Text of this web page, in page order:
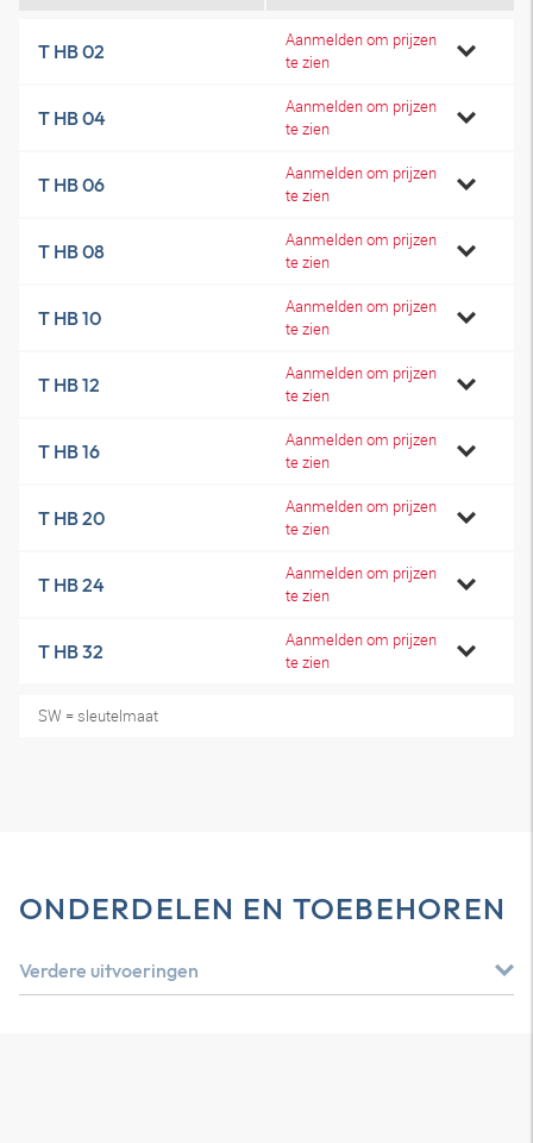
T HB 02
Aanmelden om prijzen
te zien
T HB 04
Aanmelden om prijzen
te zien
T HB 06
Aanmelden om prijzen
te zien
T HB 08
Aanmelden om prijzen
te zien
T HB 10
Aanmelden om prijzen
te zien
T HB 12
Aanmelden om prijzen
te zien
T HB 16
Aanmelden om prijzen
te zien
T HB 20
Aanmelden om prijzen
te zien
T HB 24
Aanmelden om prijzen
te zien
T HB 32
Aanmelden om prijzen
te zien
SW = sleutelmaat
ONDERDELEN EN TOEBEHOREN
Verdere uitvoeringen